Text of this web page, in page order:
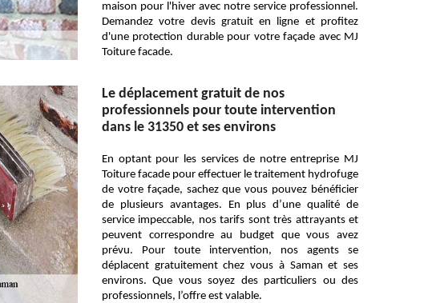
maison pour l'hiver avec notre service professionnel.
Demandez votre devis gratuit en ligne et profitez
d'une protection durable pour votre façade avec MJ
Toiture facade.
Le déplacement gratuit de nos
professionnels pour toute intervention
dans le 31350 et ses environs
En optant pour les services de notre entreprise MJ
Toiture facade pour effectuer le traitement hydrofuge
de votre façade, sachez que vous pouvez bénéficier
de plusieurs avantages. En plus d’une qualité de
service impeccable, nos tarifs sont très attrayants et
peuvent correspondre au budget que vous avez
prévu. Pour toute intervention, nos agents se
déplacent gratuitement chez vous à Saman et ses
environs. Que vous soyez des particuliers ou des
professionnels, l’offre est valable.